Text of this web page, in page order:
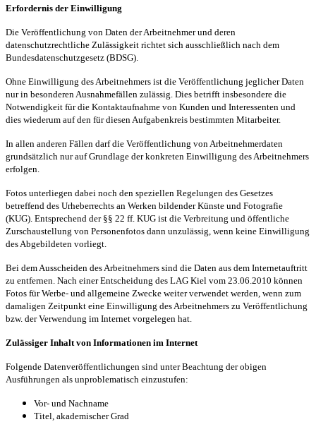
Erfordernis der Einwilligung
Die Veröffentlichung von Daten der Arbeitnehmer und deren
datenschutzrechtliche Zulässigkeit richtet sich ausschließlich nach dem
Bundesdatenschutzgesetz (BDSG).
Ohne Einwilligung des Arbeitnehmers ist die Veröffentlichung jeglicher Daten
nur in besonderen Ausnahmefällen zulässig. Dies betrifft insbesondere die
Notwendigkeit für die Kontaktaufnahme von Kunden und Interessenten und
dies wiederum auf den für diesen Aufgabenkreis bestimmten Mitarbeiter.
In allen anderen Fällen darf die Veröffentlichung von Arbeitnehmerdaten
grundsätzlich nur auf Grundlage der konkreten Einwilligung des Arbeitnehmers
erfolgen.
Fotos unterliegen dabei noch den speziellen Regelungen des Gesetzes
betreffend des Urheberrechts an Werken bildender Künste und Fotografie
(KUG). Entsprechend der §§ 22 ff. KUG ist die Verbreitung und öffentliche
Zurschaustellung von Personenfotos dann unzulässig, wenn keine Einwilligung
des Abgebildeten vorliegt.
Bei dem Ausscheiden des Arbeitnehmers sind die Daten aus dem Internetauftritt
zu entfernen. Nach einer Entscheidung des LAG Kiel vom 23.06.2010 können
Fotos für Werbe- und allgemeine Zwecke weiter verwendet werden, wenn zum
damaligen Zeitpunkt eine Einwilligung des Arbeitnehmers zu Veröffentlichung
bzw. der Verwendung im Internet vorgelegen hat.
Zulässiger Inhalt von Informationen im Internet
Folgende Datenveröffentlichungen sind unter Beachtung der obigen
Ausführungen als unproblematisch einzustufen:
Vor- und Nachname
Titel, akademischer Grad